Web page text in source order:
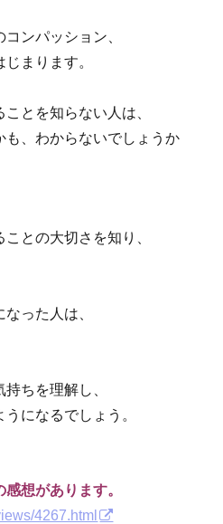
ンパッション、
まります。
とを知らない人は、
も、わからないでしょうか
との大切さを知り、
った人は、
ちを理解し、
になるでしょう。
想があります。
4267.html